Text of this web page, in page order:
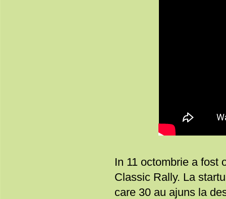
In 11 octombrie a fost
Classic Rally. La
care 30 au ajuns la